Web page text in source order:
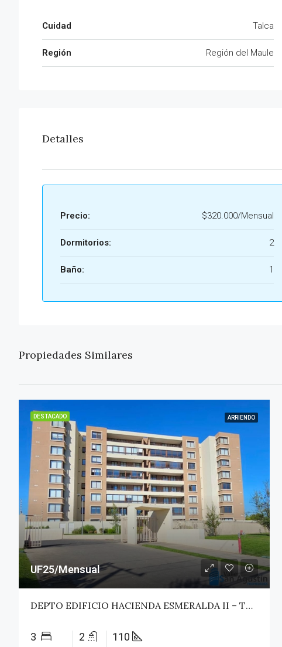
Cuidad Talca
Región Región del Maule
Detalles
Precio: $320.000/Mensual
Dormitorios: 2
Baño: 1
Propiedades Similares
DESTACADO ARRIENDO
UF25/Mensual
DEPTO EDIFICIO HACIENDA ESMERALDA II – TALCA
3 2 110